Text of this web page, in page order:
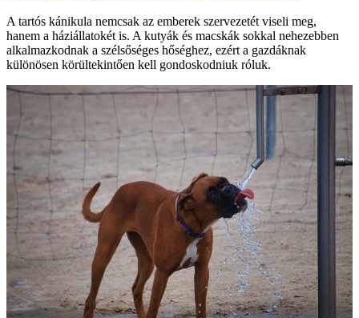
A tartós kánikula nemcsak az emberek szervezetét viseli meg,
hanem a háziállatokét is. A kutyák és macskák sokkal nehezebben
alkalmazkodnak a szélsőséges hőséghez, ezért a gazdáknak
különösen körültekintően kell gondoskodniuk róluk.